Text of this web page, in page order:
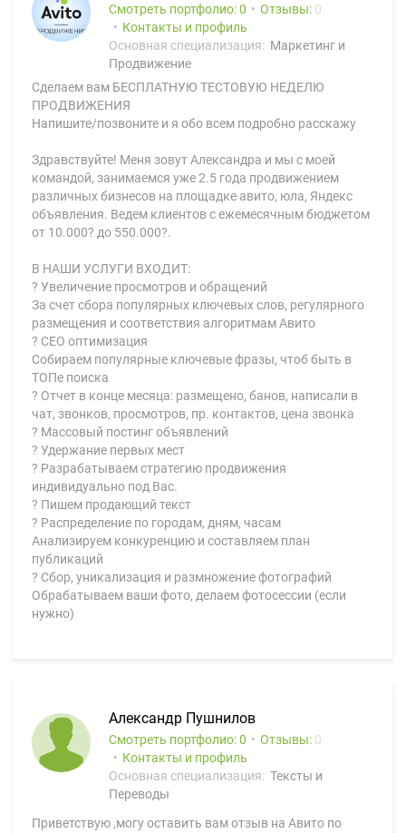
Смотреть портфолио: 0 Отзывы: 0
Контакты и профиль
Основная специализация: Маркетинг и
Продвижение
Сделаем вам БЕСПЛАТНУЮ ТЕСТОВУЮ НЕДЕЛЮ
ПРОДВИЖЕНИЯ
Напишите/позвоните и я обо всем подробно расскажу
Здравствуйте! Меня зовут Александра и мы с моей
командой, занимаемся уже 2.5 года продвижением
различных бизнесов на площадке авито, юла, Яндекс
объявления. Ведем клиентов с ежемесячным бюджетом
от 10.000? до 550.000?.
В НАШИ УСЛУГИ ВХОДИТ:
? Увеличение просмотров и обращений
За счет сбора популярных ключевых слов, регулярного
размещения и соответствия алгоритмам Авито
? СЕО оптимизация
Собираем популярные ключевые фразы, чтоб быть в
ТОПе поиска
? Отчет в конце месяца: размещено, банов, написали в
чат, звонков, просмотров, пр. контактов, цена звонка
? Массовый постинг объявлений
? Удержание первых мест
? Разрабатываем стратегию продвижения
индивидуально под Вас.
? Пишем продающий текст
? Распределение по городам, дням, часам
Анализируем конкуренцию и составляем план
публикаций
? Сбор, уникализация и размножение фотографий
Обрабатываем ваши фото, делаем фотосессии (если
нужно)
Александр Пушнилов
Смотреть портфолио: 0 Отзывы: 0
Контакты и профиль
Основная специализация: Тексты и
Переводы
Приветствую ,могу оставить вам отзыв на Авито по